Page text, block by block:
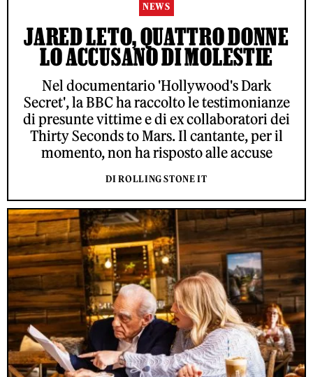
NEWS
JARED LETO, QUATTRO DONNE
LO ACCUSANO DI MOLESTIE
Nel documentario 'Hollywood's Dark
Secret', la BBC ha raccolto le testimonianze
di presunte vittime e di ex collaboratori dei
Thirty Seconds to Mars. Il cantante, per il
momento, non ha risposto alle accuse
DI ROLLING STONE IT